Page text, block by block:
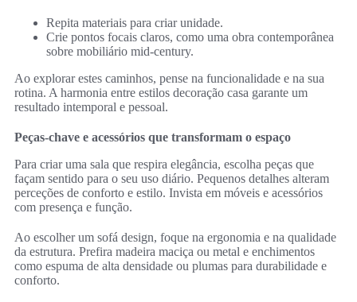
Repita materiais para criar unidade.
Crie pontos focais claros, como uma obra contemporânea
sobre mobiliário mid‑century.
Ao explorar estes caminhos, pense na funcionalidade e na sua
rotina. A harmonia entre estilos decoração casa garante um
resultado intemporal e pessoal.
Peças-chave e acessórios que transformam o espaço
Para criar uma sala que respira elegância, escolha peças que
façam sentido para o seu uso diário. Pequenos detalhes alteram
perceções de conforto e estilo. Invista em móveis e acessórios
com presença e função.
Ao escolher um sofá design, foque na ergonomia e na qualidade
da estrutura. Prefira madeira maciça ou metal e enchimentos
como espuma de alta densidade ou plumas para durabilidade e
conforto.